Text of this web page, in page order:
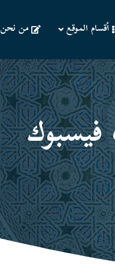
أقسام الموقع من نحن